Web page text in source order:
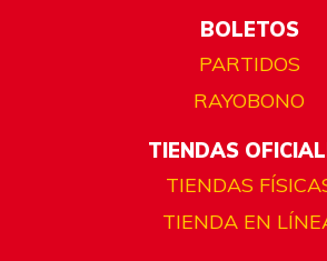
BOLETOS
PARTIDOS
RAYOBONO
TIENDAS
TIENDAS
TIENDA EN